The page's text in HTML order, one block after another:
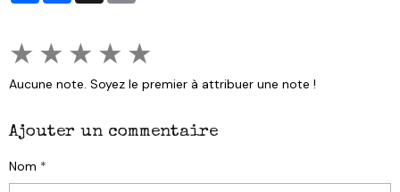
★ ★ ★ ★ ★
Aucune note. Soyez le premier à attribuer une note !
Ajouter un commentaire
Nom